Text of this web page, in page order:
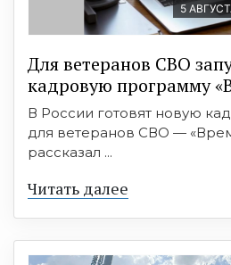
5
Для ветеранов СВО
кадровую программу
В России готовят новую
для ветеранов СВО —
рассказал ...
Читать далее